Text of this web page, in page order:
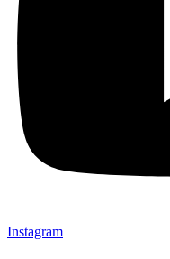
Instagram